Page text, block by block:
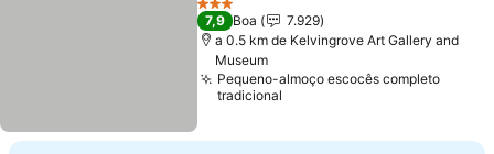
3 Estrelas
7,9 Boa
7.929
a 0.5 km de Kelvingrove Art Gallery and
Museum
Pequeno-almoço escocês completo
tradicional